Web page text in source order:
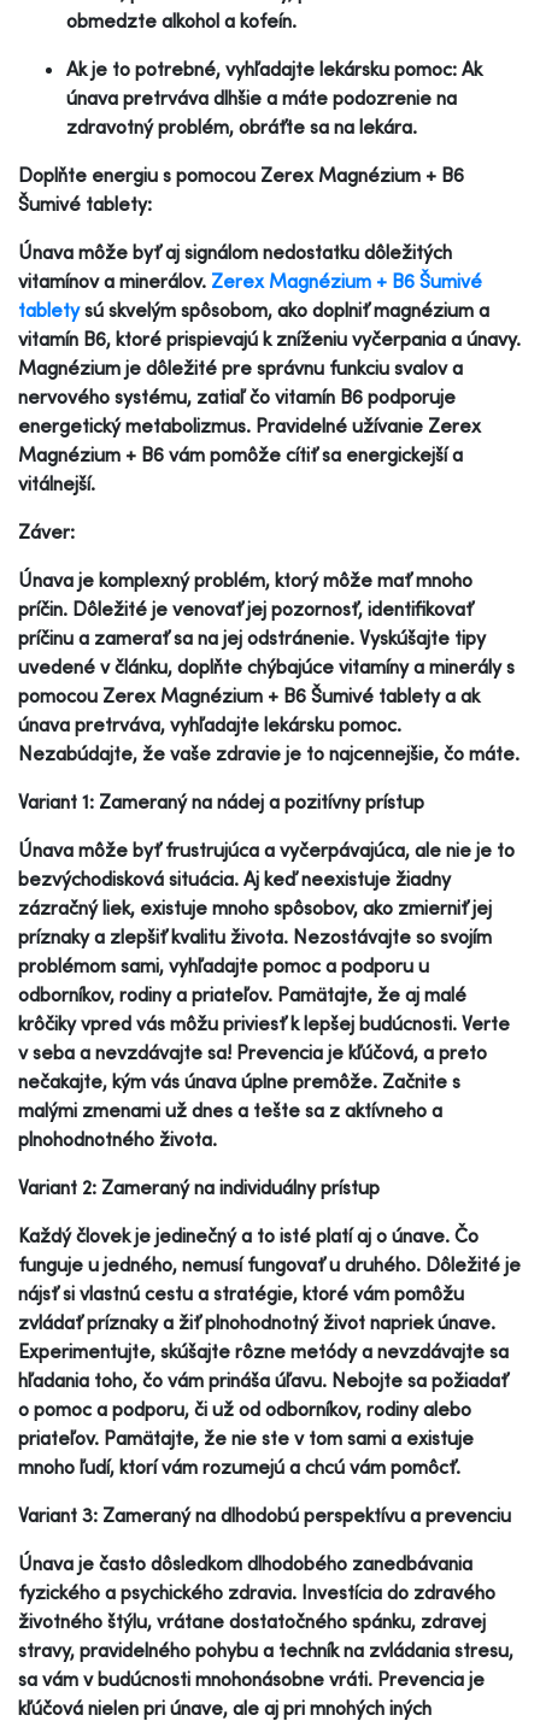
obmedzte alkohol a kofeín.
Ak je to potrebné, vyhľadajte lekársku pomoc: Ak
únava pretrváva dlhšie a máte podozrenie na
zdravotný problém, obráťte sa na lekára.
Doplňte energiu s pomocou Zerex Magnézium + B6
Šumivé tablety:
Únava môže byť aj signálom nedostatku dôležitých
vitamínov a minerálov. Zerex Magnézium + B6 Šumivé
tabletysú skvelým spôsobom, ako doplniť magnézium a
vitamín B6, ktoré prispievajú k zníženiu vyčerpania a únavy.
Magnézium je dôležité pre správnu funkciu svalov a
nervového systému, zatiaľ čo vitamín B6 podporuje
energetický metabolizmus. Pravidelné užívanie Zerex
Magnézium + B6 vám pomôže cítiť sa energickejší a
vitálnejší.
Záver:
Únava je komplexný problém, ktorý môže mať mnoho
príčin. Dôležité je venovať jej pozornosť, identifikovať
príčinu a zamerať sa na jej odstránenie. Vyskúšajte tipy
uvedené v článku, doplňte chýbajúce vitamíny a minerály s
pomocou Zerex Magnézium + B6 Šumivé tablety a ak
únava pretrváva, vyhľadajte lekársku pomoc.
Nezabúdajte, že vaše zdravie je to najcennejšie, čo máte.
Variant 1: Zameraný na nádej a pozitívny prístup
Únava môže byť frustrujúca a vyčerpávajúca, ale nie je to
bezvýchodisková situácia. Aj keď neexistuje žiadny
zázračný liek, existuje mnoho spôsobov, ako zmierniť jej
príznaky a zlepšiť kvalitu života. Nezostávajte so svojím
problémom sami, vyhľadajte pomoc a podporu u
odborníkov, rodiny a priateľov. Pamätajte, že aj malé
krôčiky vpred vás môžu priviesť k lepšej budúcnosti. Verte
v seba a nevzdávajte sa! Prevencia je kľúčová, a preto
nečakajte, kým vás únava úplne premôže. Začnite s
malými zmenami už dnes a tešte sa z aktívneho a
plnohodnotného života.
Variant 2: Zameraný na individuálny prístup
Každý človek je jedinečný a to isté platí aj o únave. Čo
funguje u jedného, nemusí fungovať u druhého. Dôležité je
nájsť si vlastnú cestu a stratégie, ktoré vám pomôžu
zvládať príznaky a žiť plnohodnotný život napriek únave.
Experimentujte, skúšajte rôzne metódy a nevzdávajte sa
hľadania toho, čo vám prináša úľavu. Nebojte sa požiadať
o pomoc a podporu, či už od odborníkov, rodiny alebo
priateľov. Pamätajte, že nie ste v tom sami a existuje
mnoho ľudí, ktorí vám rozumejú a chcú vám pomôcť.
Variant 3: Zameraný na dlhodobú perspektívu a prevenciu
Únava je často dôsledkom dlhodobého zanedbávania
fyzického a psychického zdravia. Investícia do zdravého
životného štýlu, vrátane dostatočného spánku, zdravej
stravy, pravidelného pohybu a techník na zvládania stresu,
sa vám v budúcnosti mnohonásobne vráti. Prevencia je
kľúčová nielen pri únave, ale aj pri mnohých iných